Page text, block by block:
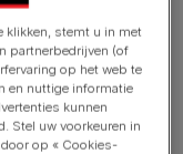
van malse
kan jouw kat
smaken in
klikken, stemt u in met
partnerbedrijven (of
op het web te
en nuttige informatie
kunnen
Stel uw voorkeuren in
op « Cookies-